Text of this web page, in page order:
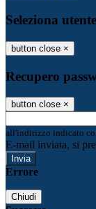
Seleziona utente
button close ×
Recupero
button close ×
all'indirizzo indicato
E-mail inviata, si
Errore
Chiudi